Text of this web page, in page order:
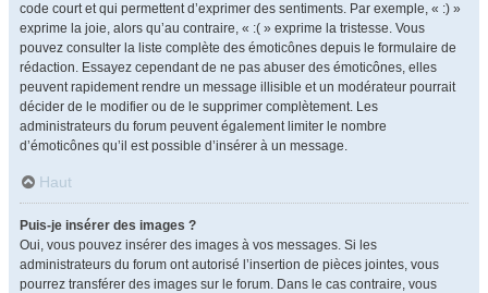
code court et qui permettent d’exprimer des sentiments. Par exemple, « :) »
exprime la joie, alors qu’au contraire, « :( » exprime la tristesse. Vous
pouvez consulter la liste complète des émoticônes depuis le formulaire de
rédaction. Essayez cependant de ne pas abuser des émoticônes, elles
peuvent rapidement rendre un message illisible et un modérateur pourrait
décider de le modifier ou de le supprimer complètement. Les
administrateurs du forum peuvent également limiter le nombre
d’émoticônes qu’il est possible d’insérer à un message.
Haut
Puis-je insérer des images ?
Oui, vous pouvez insérer des images à vos messages. Si les
administrateurs du forum ont autorisé l’insertion de pièces jointes, vous
pourrez transférer des images sur le forum. Dans le cas contraire, vous